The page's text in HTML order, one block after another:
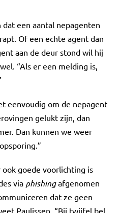
een aantal nepagenten
Of een echte agent dan
aan de deur stond wil hij
“Als er een melding is,
eenvoudig om de nepagent
gelukt zijn, dan
Dan kunnen we weer
goede voorlichting is
via phishingafgenomen
dat ze geen
Paulissen. “Bij twijfel bel